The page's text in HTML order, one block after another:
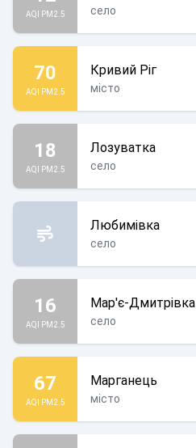
AQI PM2.5 село
70
AQI PM2.5
Кривий Ріг
місто
18
AQI PM2.5
Лозуватка
село
Любимівка
село
16
AQI PM2.5
Мар'є-Дмитрівка
село
67
AQI PM2.5
Марганець
місто